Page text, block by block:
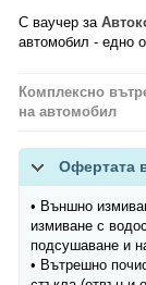
С ваучер за
автомобил - едно
Комплексно
на автомобил
Офертата
• Външно
измиване с
подсушаване и
• Вътрешно